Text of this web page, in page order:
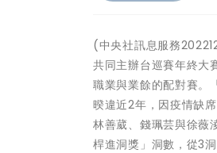
(中央社訊息服務
共同主辦台巡賽年終大
職業與業餘的配對賽。
暌違近2年，因疫情缺
林善葳、錢珮芸與徐薇
桿進洞獎」洞數，從3